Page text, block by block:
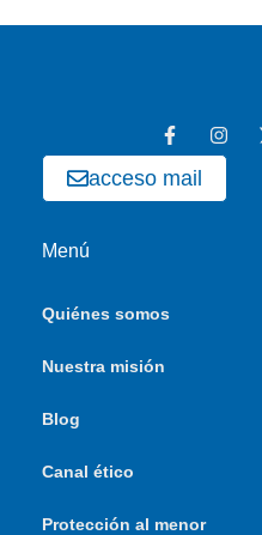
acceso mail
Menú
Quiénes somos
Nuestra misión
Blog
Canal ético
Protección al menor